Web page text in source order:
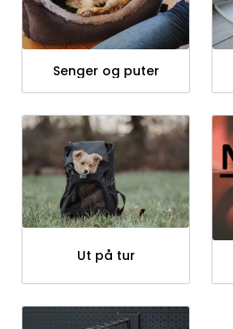
Senger og puter
Ut på tur